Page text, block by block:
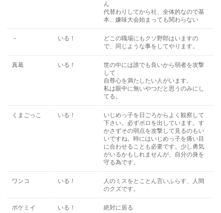
ん
代替わりしてから社、全体的なので基
本、嫌味大会始まっても関わらない
－ いる！
どこの職場にもクソ野郎はいますの
で、同じような事をしてやります。
真葛 いる！
世の中には誰でも良いから弱者を攻撃
して
自尊心を満たしたい人がいます。
私は眼中に無いやつだと思うのみにし
てる。
くまごっこ いる！
いじめっ子を日ごろからよく観察して
下さい。必ずボロを出しています。す
かさずその弱点を攻撃して見るのもい
いですね。時にはいじめっ子を痛い目
に合わせることも必要です。少し勇気
がいるかもしれませんが、自分の身を
守る為です。
ワンコ いる！
人のミスをとことん言いふらす、人間
のクズです。
ポケミイ いる！ 絶対に居る